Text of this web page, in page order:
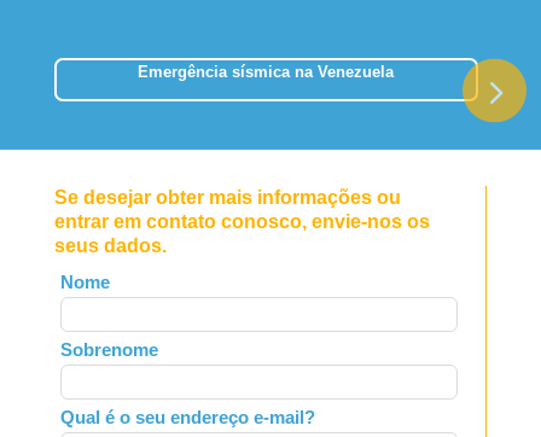
Emergência sísmica na Venezuela
Se desejar obter mais informações ou
entrar em contato conosco, envie-nos os
seus dados.
Leave
this
field
blank
Nome
Sobrenome
Qual é o seu endereço e-mail?